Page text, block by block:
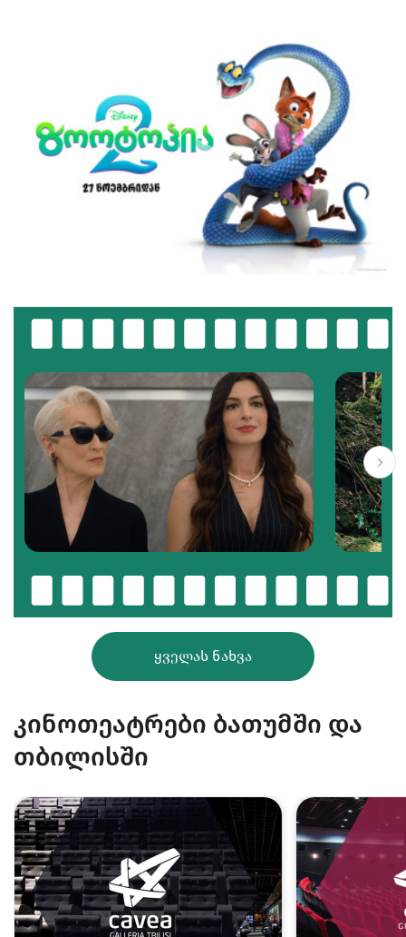
ᲧᲕᲔᲚᲐᲡ ᲜᲐᲮᲕᲐ
კინოთეატრები ბათუმში და
თბილისში